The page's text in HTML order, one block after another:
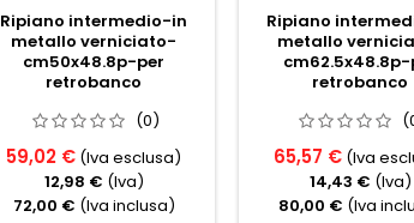
Ripiano intermedio-in
metallo verniciato-
cm50x48.8p-per
retrobanco
(0)
59,02 € (Iva esclusa)
12,98 € (Iva)
72,00 € (Iva inclusa)
Ripiano
metallo
cm62.5x48.8p-
retrobanco
65,57 € (Iva
14,43 € (Iva)
80,00 € (Iva